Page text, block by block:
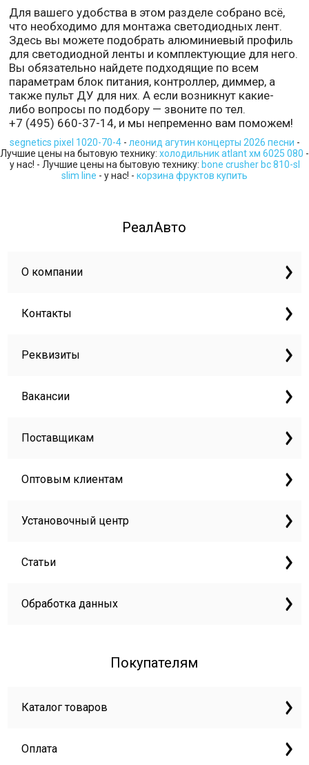
Для вашего удобства в этом разделе собрано всё,
что необходимо для монтажа светодиодных лент.
Здесь вы можете подобрать алюминиевый профиль
для светодиодной ленты и комплектующие для него.
Вы обязательно найдете подходящие по всем
параметрам блок питания, контроллер, диммер, а
также пульт ДУ для них. А если возникнут какие-
либо вопросы по подбору — звоните по тел.
+7 (495) 660-37-14, и мы непременно вам поможем!
segnetics pixel 1020-70-4- леонид агутин концерты 2026 песни -
Лучшие цены на бытовую технику: холодильник atlant хм 6025 080 -
у нас! - Лучшие цены на бытовую технику: bone crusher bc 810-sl
slim line - у нас! - корзина фруктов купить
РеалАвто
О компании
Контакты
Реквизиты
Вакансии
Поставщикам
Оптовым клиентам
Установочный центр
Статьи
Обработка данных
Покупателям
Каталог товаров
Оплата